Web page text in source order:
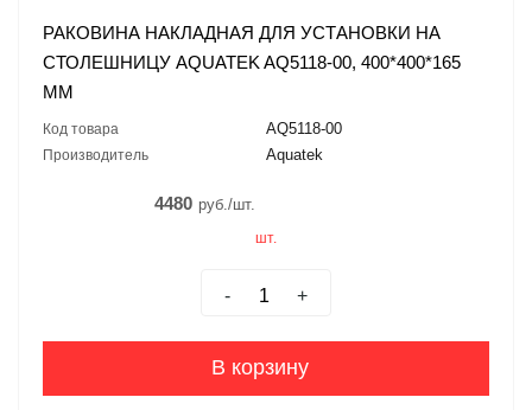
РАКОВИНА НАКЛАДНАЯ ДЛЯ УСТАНОВКИ НА
СТОЛЕШНИЦУ AQUATEK AQ5118-00, 400*400*165
ММ
Код товара AQ5118-00
Производитель Aquatek
4480 руб./шт.
шт.
- +
В корзину